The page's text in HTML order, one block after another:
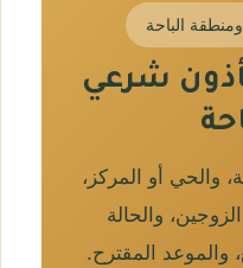
الباحة
شرعي
والحي أو المركز،
والحالة
والموعد المقترح.